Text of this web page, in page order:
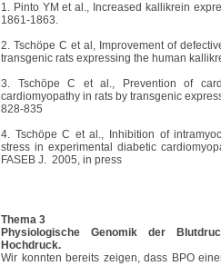
1. Pinto YM et al., Increased kallikrein
1861-1863.
2. Tschöpe C et al, Improvement of
transgenic rats expressing the human
3. Tschöpe C et al., Prevention of
cardiomyopathy in rats by transgenic
828-835
4. Tschöpe C et al., Inhibition of
stress in experimental diabetic
FASEB J. 2005, in press
Thema 3
Physiologische Genomik der
Hochdruck.
Wir konnten bereits zeigen, dass BPO